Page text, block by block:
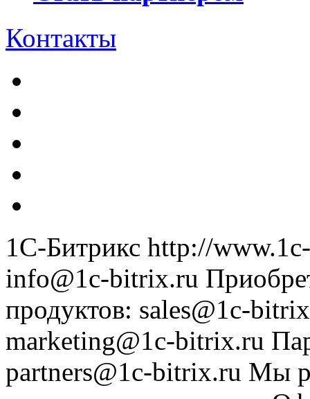
Контакты
1С-Битрикс http://
info@1c-bitrix.ru
продуктов: sales@1c-
marketing@1c-bitrix.ru
partners@1c-bitrix.ru Мы